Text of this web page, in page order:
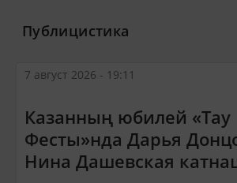
Публицистика
7 август 2026 - 19:11
Казанның юбилей «Тау
Фесты»нда Дарья
Нина Дашевская